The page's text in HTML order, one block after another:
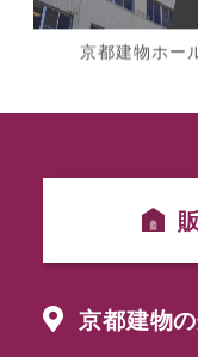
京都建物ホー
京都建物